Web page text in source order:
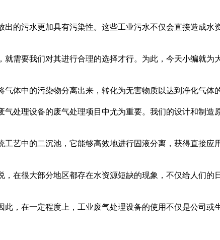
的污水更加具有污染性。这些工业污水不仅会直接造成水
需要我们对其进行合理的选择才行。为此，今天小编就为
体中的污染物分离出来，转化为无害物质以达到净化气体
处理设备的废气处理项目中尤为重要。我们的设计和制造
艺中的二沉池，它能够高效地进行固液分离，获得直接应
在很大部分地区都存在水资源短缺的现象，不仅给人们的
，在一定程度上，工业废气处理设备的使用不仅是公司或